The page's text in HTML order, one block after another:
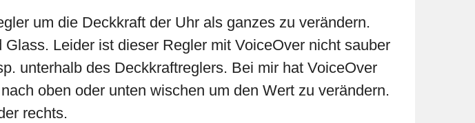
um die Deckkraft der Uhr als ganzes zu verändern.
Leider ist dieser Regler mit VoiceOver nicht sauber
unterhalb des Deckkraftreglers. Bei mir hat VoiceOver
oben oder unten wischen um den Wert zu verändern.
rechts.